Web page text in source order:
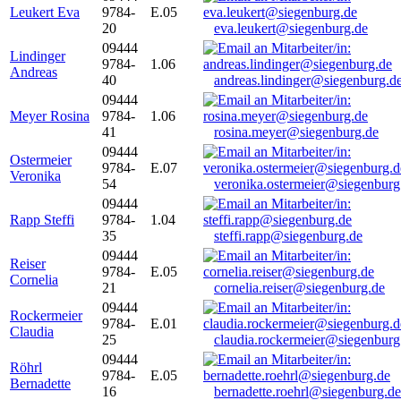
Leukert Eva
9784-
20
E.05
eva.leukert@siegenburg.de
Lindinger
Andreas
09444
9784-
40
1.06
Meyer Rosina
09444
9784-
41
1.06
rosina.meyer@siegenburg.de
Ostermeier
Veronika
09444
9784-
54
E.07
Rapp Steffi
09444
9784-
35
1.04
steffi.rapp@siegenburg.de
Reiser
Cornelia
09444
9784-
21
E.05
cornelia.reiser@siegenburg.de
Rockermeier
Claudia
09444
9784-
25
E.01
Röhrl
Bernadette
09444
9784-
16
E.05
bernadette.roehrl@siegenburg.de